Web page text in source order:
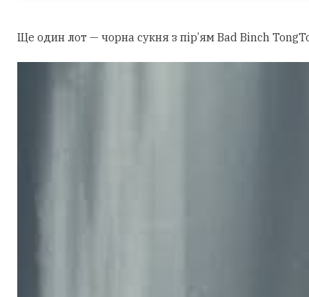
Ще один лот — чорна сукня з пір’ям Bad Binch